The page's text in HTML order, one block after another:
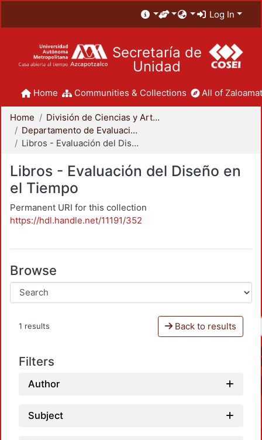
Log In
Secretaría de
Unidad
Home Communities & Collections All of
Home
División de Ciencias y Artes para el Diseño
Departamento de Evaluación del Diseño en el Tiempo
Libros - Evaluación del Diseño en el Tiempo
Libros - Evaluación del Diseño en
el Tiempo
Permanent URI for this collection
https://hdl.handle.net/11191/352
Browse
1 results Back to results
Filters
Author
Subject